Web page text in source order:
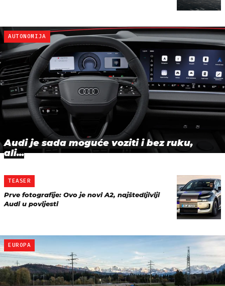
AUTONOMIJA
Audi je sada moguće voziti i bez ruku,
ali...
TEASER
Prve fotografije: Ovo je novi A2, najštedljiviji
Audi u povijesti
EUROPA